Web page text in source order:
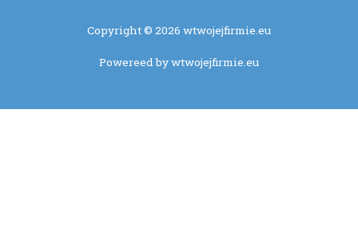
Copyright © 2026 wtwojejfirmie.eu
Powereed by wtwojejfirmie.eu